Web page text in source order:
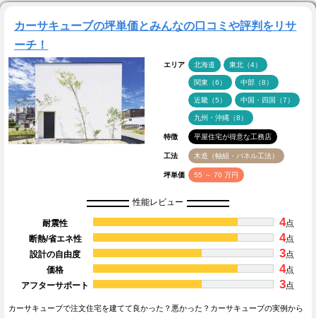
カーサキューブの坪単価とみんなの口コミや評判をリサ
ーチ！
エリア 北海道 東北（4）
関東（6） 中部（8）
近畿（5） 中国・四国（7）
九州・沖縄（8）
特徴 平屋住宅が得意な工務店
工法 木造（軸組・パネル工法）
坪単価 55 ～ 70 万円
性能レビュー
耐震性 4点
断熱/省エネ性
4点
設計の自由度
3点
価格
4点
アフターサポート
3点
カーサキューブで注文住宅を建てて良かった？悪かった？カーサキューブの実例から